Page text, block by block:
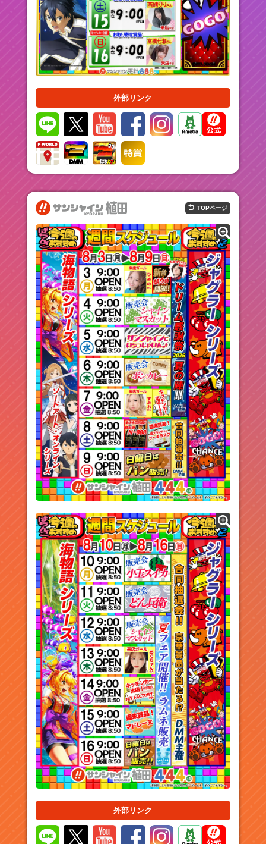
外部リンク
TOPページ
外部リンク